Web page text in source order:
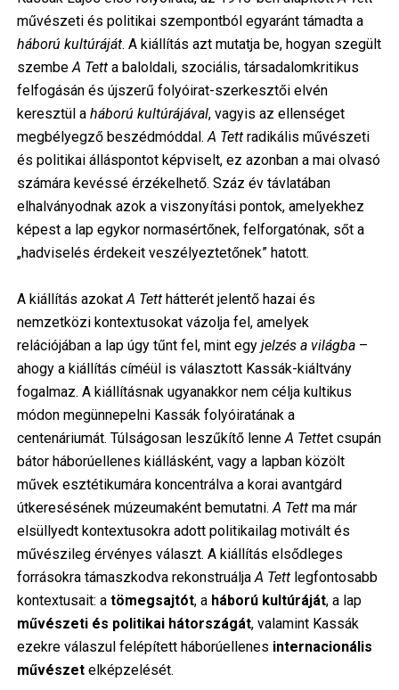
művészeti és politikai szempontból egyaránt támadta a
háború kultúráját. A kiállítás azt mutatja be, hogyan szegült
szembeA Tetta baloldali, szociális, társadalomkritikus
felfogásán és újszerű folyóirat-szerkesztői elvén
keresztül a háború kultúrájával, vagyis az ellenséget
megbélyegző beszédmóddal.A Tettradikális művészeti
és politikai álláspontot képviselt, ez azonban a mai olvasó
számára kevéssé érzékelhető. Száz év távlatában
elhalványodnak azok a viszonyítási pontok, amelyekhez
képest a lap egykor normasértőnek, felforgatónak, sőt a
„hadviselés érdekeit veszélyeztetőnek” hatott.
A kiállítás azokatA Tetthátterét jelentő hazai és
nemzetközi kontextusokat vázolja fel, amelyek
relációjában a lap úgy tűnt fel, mint egy jelzés a világba–
ahogy a kiállítás címéül is választott Kassák-kiáltvány
fogalmaz. A kiállításnak ugyanakkor nem célja kultikus
módon megünnepelni Kassák folyóiratának a
centenáriumát. Túlságosan leszűkítő lenneA Tettet csupán
bátor háborúellenes kiállásként, vagy a lapban közölt
művek esztétikumára koncentrálva a korai avantgárd
útkeresésének múzeumaként bemutatni.A Tettma már
elsüllyedt kontextusokra adott politikailag motivált és
művészileg érvényes választ. A kiállítás elsődleges
forrásokra támaszkodva rekonstruáljaA Tettlegfontosabb
kontextusait: a tömegsajtót, a háború kultúráját, a lap
művészeti és politikai hátországát, valamint Kassák
ezekre válaszul felépített háborúellenes internacionális
művészetelképzelését.